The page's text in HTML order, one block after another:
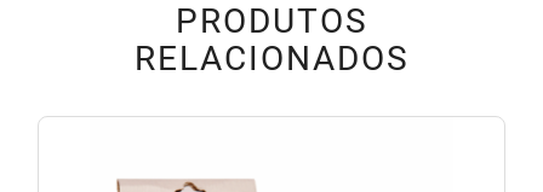
PRODUTOS
RELACIONADOS